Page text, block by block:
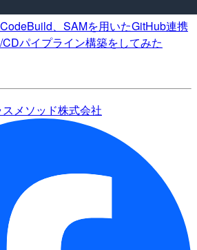
、SAMを用いたGitHub連携
パイプライン構築をしてみた
スメソッド株式会社